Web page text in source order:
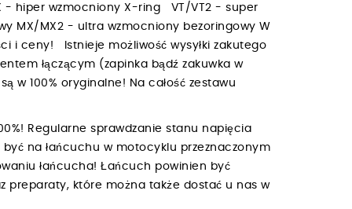
- hiper wzmocniony X-ring VT/VT2 - super
MX/MX2 - ultra wzmocniony bezoringowy W
i ceny! Istnieje możliwość wysyłki zakutego
łączącym (zapinka bądź zakuwka w
w 100% oryginalne! Na całość zestawu
Regularne sprawdzanie stanu napięcia
być na łańcuchu w motocyklu przeznaczonym
łańcucha! Łańcuch powinien być
preparaty, które można także dostać u nas w